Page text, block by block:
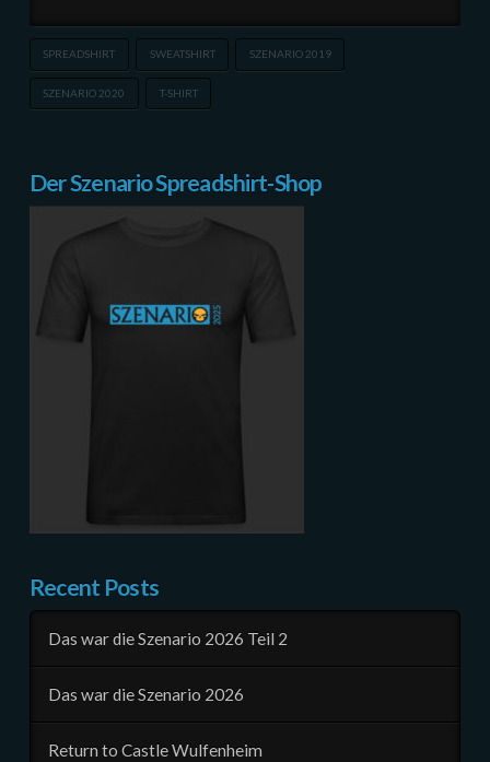
SPREADSHIRT SWEATSHIRT SZENARIO 2019
SZENARIO 2020 T-SHIRT
Der Szenario Spreadshirt-Shop
Recent Posts
Das war die Szenario 2026 Teil 2
Das war die Szenario 2026
Return to Castle Wulfenheim